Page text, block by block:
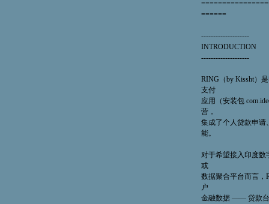
======
--------------------
INTRODUCTION
--------------------
RING（by Kissht）
支付
应用（安装包
营，
集成了个人贷款申请
能。
对于希望接入印度数
或
数据聚合平台而言，
户
金融数据 —— 贷款台